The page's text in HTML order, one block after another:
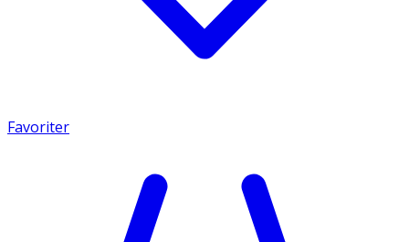
Favoriter